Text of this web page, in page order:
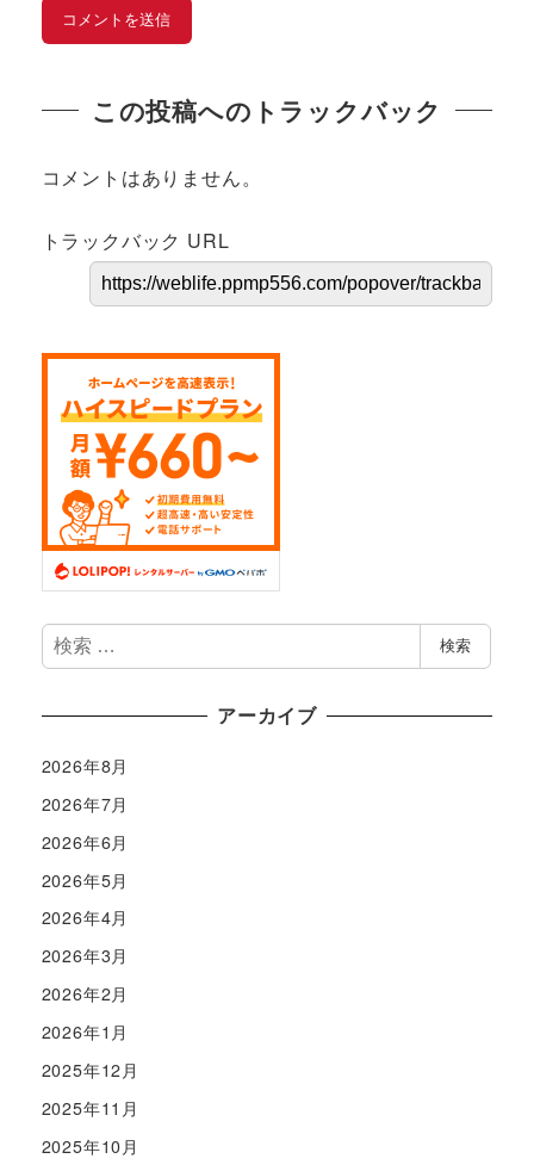
この投稿へのトラックバック
コメントはありません。
トラックバック URL
検
索
検索
アーカイブ
2026年8月
2026年7月
2026年6月
2026年5月
2026年4月
2026年3月
2026年2月
2026年1月
2025年12月
2025年11月
2025年10月